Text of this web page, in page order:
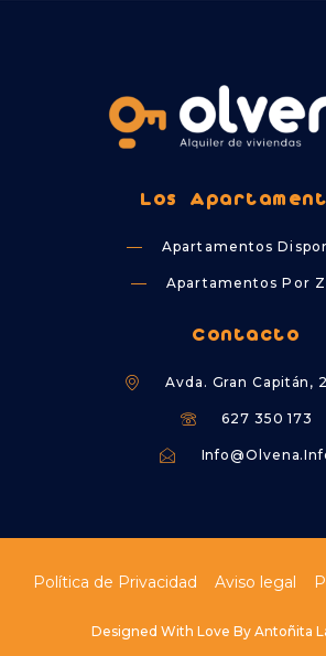
Los
Apartamentos
Apartamentos Por
Contacto
Avda. Gran Capitán,
627 350 173
Política de Privacidad Aviso legal
Designed With Love By Antoñita